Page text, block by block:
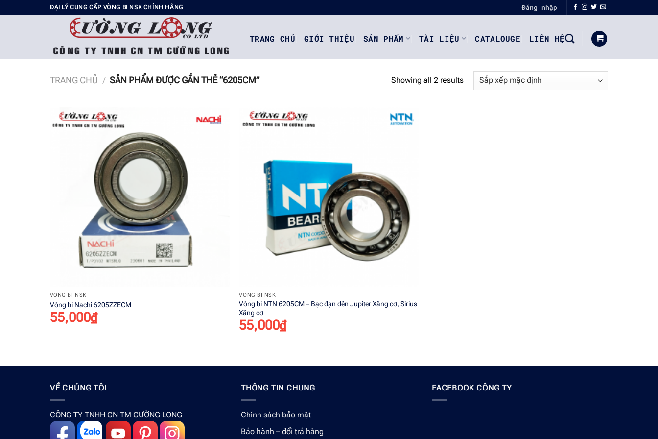
đến
ĐẠI LÝ CUNG CẤP VÒNG BI NSK CHÍNH HÃNG Đăng nhập
TRANG CHỦ GIỚI THIỆU SẢN PHẨM TÀI LIỆU CATALOUGE LIÊN HỆ
TRANG CHỦ / SẢN PHẨM ĐƯỢC GẮN THẺ “6205CM” Showing all 2 results
VÒNG BI NSK
Vòng bi Nachi 6205ZZECM
55,000₫
VÒNG BI NSK
Vòng bi NTN 6205CM – Bạc đạn dên Jupiter Xăng cơ, Sirius
Xăng cơ
55,000₫
VỀ CHÚNG TÔI
CÔNG TY TNHH CN TM CƯỜNG LONG
THÔNG TIN CHUNG
Chính sách bảo mật
Bảo hành – đổi trả hàng
FACEBOOK CÔNG TY